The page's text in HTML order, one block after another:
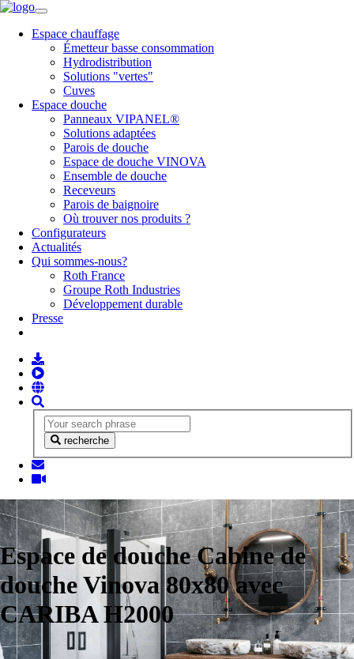
Espace chauffage
Émetteur basse consommation
Hydrodistribution
Solutions "vertes"
Cuves
Espace douche
Panneaux VIPANEL®
Solutions adaptées
Parois de douche
Espace de douche VINOVA
Ensemble de douche
Receveurs
Parois de baignoire
Où trouver nos produits ?
Configurateurs
Actualités
Qui sommes-nous?
Roth France
Groupe Roth Industries
Développement durable
Presse
recherche
Espace de douche Cabine de
douche Vinova 80x80 avec
CARIBA H2000